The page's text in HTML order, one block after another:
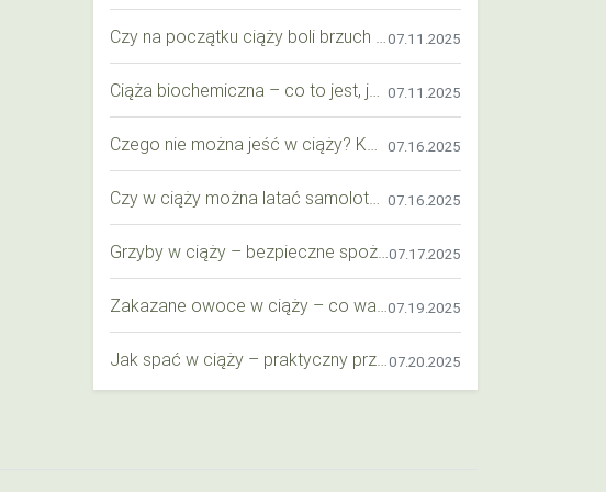
07.11.2025
07.11.2025
07.16.2025
07.16.2025
07.17.2025
07.19.2025
07.20.2025